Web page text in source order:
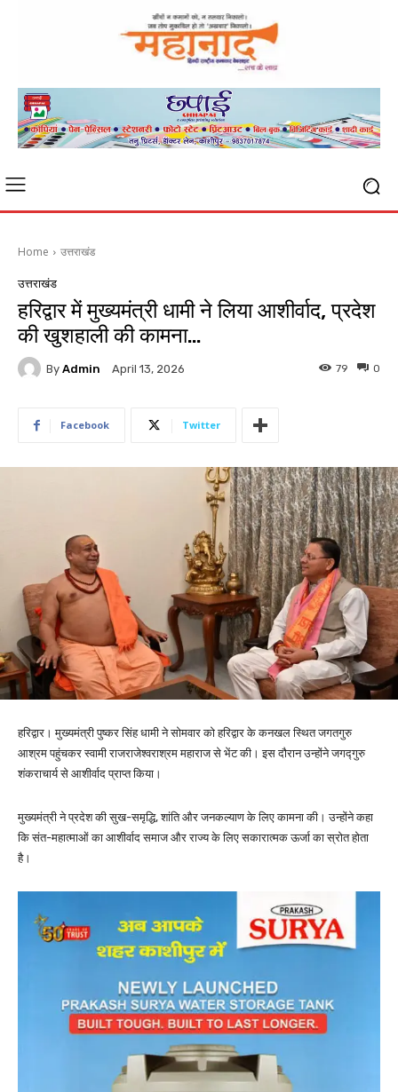
Home उत्तराखंड
उत्तराखंड
हरिद्वार में मुख्यमंत्री धामी ने लिया आशीर्वाद, प्रदेश
की खुशहाली की कामना…
By Admin April 13, 2026 0
79
Facebook Twitter
हरिद्वार। मुख्यमंत्री पुष्कर सिंह धामी ने सोमवार को हरिद्वार के कनखल स्थित जगतगुरु
आश्रम पहुंचकर स्वामी राजराजेश्वराश्रम महाराज से भेंट की। इस दौरान उन्होंने जगद्गुरु
शंकराचार्य से आशीर्वाद प्राप्त किया।
मुख्यमंत्री ने प्रदेश की सुख-समृद्धि, शांति और जनकल्याण के लिए कामना की। उन्होंने कहा
कि संत-महात्माओं का आशीर्वाद समाज और राज्य के लिए सकारात्मक ऊर्जा का स्रोत होता
है।